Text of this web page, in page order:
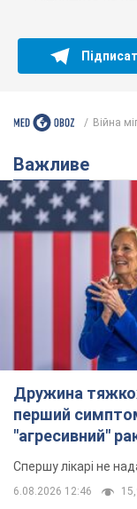
Дружина
перший
"агресивний"
Спершу лікарі не
6.08.2026 12:46
Відпустка Лесі
обернулася
несправедливо
Знаменитість